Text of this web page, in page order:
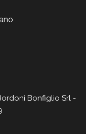
Bonfiglio Srl -